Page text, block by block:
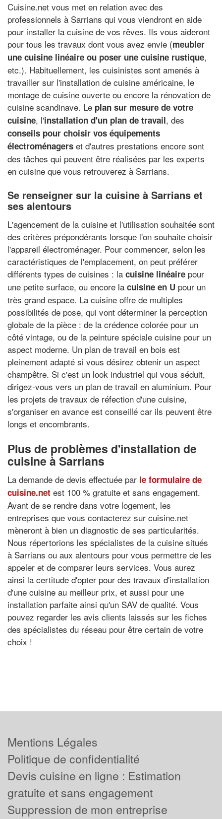
Cuisine.net vous met en relation avec des
professionnels à Sarrians qui vous viendront en aide
pour installer la cuisine de vos rêves. Ils vous aideront
pour tous les travaux dont vous avez envie (meubler
une cuisine linéaire ou poser une cuisine rustique,
etc.). Habituellement, les cuisinistes sont amenés à
travailler sur l'installation de cuisine américaine, le
montage de cuisine ouverte ou encore la rénovation de
cuisine scandinave. Le plan sur mesure de votre
cuisine, l'installation d'un plan de travail, des
conseils pour choisir vos équipements
électroménagers et d'autres prestations encore sont
des tâches qui peuvent être réalisées par les experts
en cuisine que vous retrouverez à Sarrians.
Se renseigner sur la cuisine à Sarrians et
ses alentours
L'agencement de la cuisine et l'utilisation souhaitée sont
des critères prépondérants lorsque l'on souhaite choisir
l'appareil électroménager. Pour commencer, selon les
caractéristiques de l'emplacement, on peut préférer
différents types de cuisines : la cuisine linéaire pour
une petite surface, ou encore la cuisine en U pour un
très grand espace. La cuisine offre de multiples
possibilités de pose, qui vont déterminer la perception
globale de la pièce : de la crédence colorée pour un
côté vintage, ou de la peinture spéciale cuisine pour un
aspect moderne. Un plan de travail en bois est
pleinement adapté si vous désirez obtenir un aspect
champêtre. Si c'est un look industriel qui vous séduit,
dirigez-vous vers un plan de travail en aluminium. Pour
les projets de travaux de réfection d'une cuisine,
s'organiser en avance est conseillé car ils peuvent être
longs et encombrants.
Plus de problèmes d'installation de
cuisine à Sarrians
La demande de devis effectuée par le formulaire de
cuisine.net est 100 % gratuite et sans engagement.
Avant de se rendre dans votre logement, les
entreprises que vous contacterez sur cuisine.net
mèneront à bien un diagnostic de ses particularités.
Nous répertorions les spécialistes de la cuisine situés
à Sarrians ou aux alentours pour vous permettre de les
appeler et de comparer leurs services. Vous aurez
ainsi la certitude d'opter pour des travaux d'installation
d'une cuisine au meilleur prix, et aussi pour une
installation parfaite ainsi qu'un SAV de qualité. Vous
pouvez regarder les avis clients laissés sur les fiches
des spécialistes du réseau pour être certain de votre
choix !
Mentions Légales
Politique de confidentialité
Devis cuisine en ligne : Estimation
gratuite et sans engagement
Suppression de mon entreprise